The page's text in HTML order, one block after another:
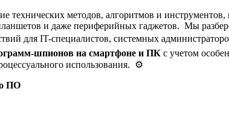
технических методов, алгоритмов и
и даже периферийных гаджетов. Мы
для IT-специалистов, системных
шпионов на смартфоне и ПК с учетом
использования. ⚙️
ПО